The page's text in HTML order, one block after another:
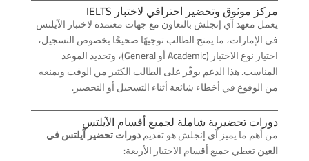
مركز موثوق وتحضير احترافي لاختبار IELTS
يعمل معهد آي إنجلش بالتعاون مع جهات معتمدة لاختبار الآيلتس
في الإمارات، ما يمنح الطالب توجيهًا صحيحًا بخصوص التسجيل،
اختيار نوع الاختبار (Academic أو General)، وتحديد الموعد
المناسب. هذا الدعم يوفّر على الطالب الكثير من الوقت ويمنعه
من الوقوع في أخطاء شائعة أثناء التسجيل أو التحضير.
دورات تحضيرية شاملة لجميع أقسام الآيلتس
من أهم ما يميز آي إنجلش هو تقديمدورات تحضير آيلتس في
العينتغطي جميع أقسام الاختبار الأربعة: